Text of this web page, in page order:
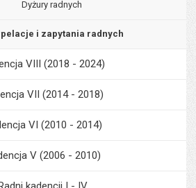
Dyżury radnych
i zapytania radnych
VIII (2018 - 2024)
VII (2014 - 2018)
VI (2010 - 2014)
V (2006 - 2010)